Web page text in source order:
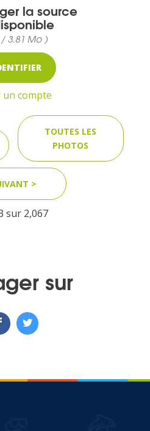
voyage
IRT
la source
3.81 Mo )
un compte
TOUTES LES
PHOTOS
>
sur 2,067
sur